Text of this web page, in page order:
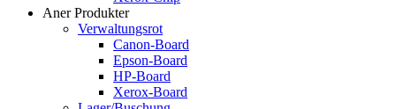
Aner Produkter
Verwaltungsrot
Canon-Board
Epson-Board
HP-Board
Xerox-Board